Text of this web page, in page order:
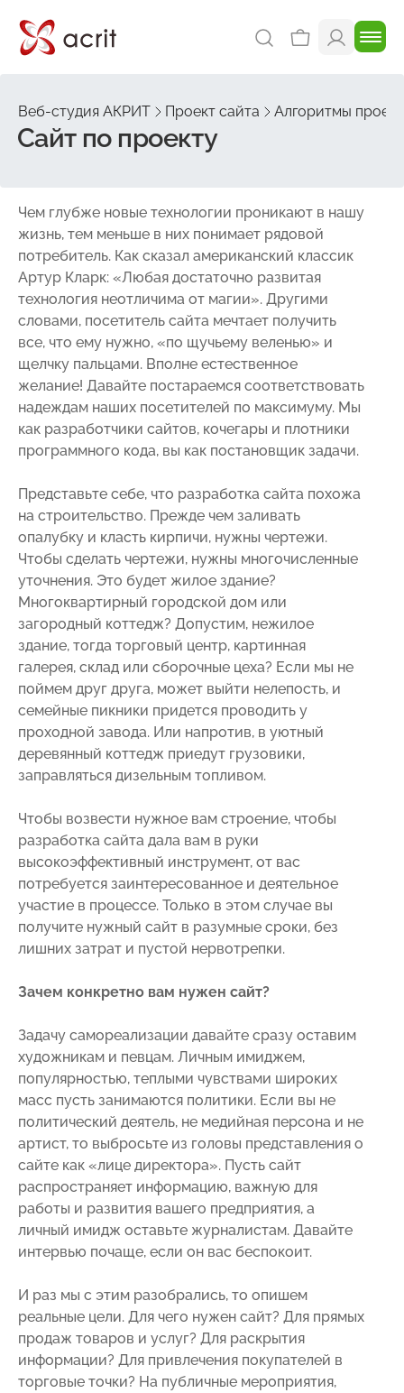
Веб-студия АКРИТ Проект сайта Алгоритмы
Сайт по проекту
Чем глубже новые технологии проникают в нашу
жизнь, тем меньше в них понимает рядовой
потребитель. Как сказал американский классик
Артур Кларк: «Любая достаточно развитая
технология неотличима от магии». Другими
словами, посетитель сайта мечтает получить
все, что ему нужно, «по щучьему веленью» и
щелчку пальцами. Вполне естественное
желание! Давайте постараемся соответствовать
надеждам наших посетителей по максимуму. Мы
как разработчики сайтов, кочегары и плотники
программного кода, вы как постановщик задачи.
Представьте себе, что разработка сайта похожа
на строительство. Прежде чем заливать
опалубку и класть кирпичи, нужны чертежи.
Чтобы сделать чертежи, нужны многочисленные
уточнения. Это будет жилое здание?
Многоквартирный городской дом или
загородный коттедж? Допустим, нежилое
здание, тогда торговый центр, картинная
галерея, склад или сборочные цеха? Если мы не
поймем друг друга, может выйти нелепость, и
семейные пикники придется проводить у
проходной завода. Или напротив, в уютный
деревянный коттедж приедут грузовики,
заправляться дизельным топливом.
Чтобы возвести нужное вам строение, чтобы
разработка сайта дала вам в руки
высокоэффективный инструмент, от вас
потребуется заинтересованное и деятельное
участие в процессе. Только в этом случае вы
получите нужный сайт в разумные сроки, без
лишних затрат и пустой нервотрепки.
Зачем конкретно вам нужен сайт?
Задачу самореализации давайте сразу оставим
художникам и певцам. Личным имиджем,
популярностью, теплыми чувствами широких
масс пусть занимаются политики. Если вы не
политический деятель, не медийная персона и не
артист, то выбросьте из головы представления о
сайте как «лице директора». Пусть сайт
распространяет информацию, важную для
работы и развития вашего предприятия, а
личный имидж оставьте журналистам. Давайте
интервью почаще, если он вас беспокоит.
И раз мы с этим разобрались, то опишем
реальные цели. Для чего нужен сайт? Для прямых
продаж товаров и услуг? Для раскрытия
информации? Для привлечения покупателей в
торговые точки? На публичные мероприятия,